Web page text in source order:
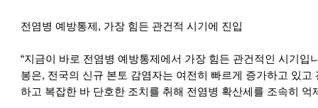
전염병 예방통제, 가장 힘든 관건적 시기에 진입
“지금이 바로 전염병 예방통제에서 가장 힘든 관건적인 시기입
봉은, 전국의 신규 본토 감염자는 여전히 빠르게 증가하고 있
하고 복잡한 바 단호한 조치를 취해 전염병 확산세를 조속히 억